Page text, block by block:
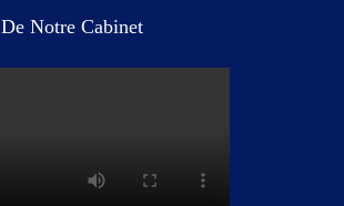
Notre Cabinet